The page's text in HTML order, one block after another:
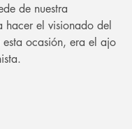
de nuestra
el visionado del
esta ocasión, era el ajo